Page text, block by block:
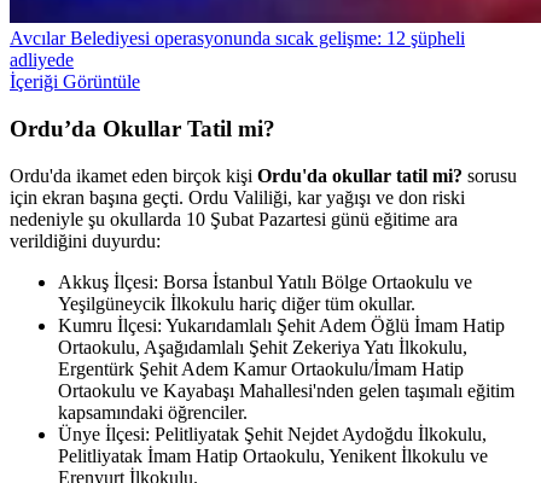
Avcılar Belediyesi operasyonunda sıcak gelişme: 12 şüpheli
adliyede
İçeriği Görüntüle
Ordu’da Okullar Tatil mi?
Ordu'da ikamet eden birçok kişi Ordu'da okullar tatil mi? sorusu
için ekran başına geçti. Ordu Valiliği, kar yağışı ve don riski
nedeniyle şu okullarda 10 Şubat Pazartesi günü eğitime ara
verildiğini duyurdu:
Akkuş İlçesi: Borsa İstanbul Yatılı Bölge Ortaokulu ve
Yeşilgüneycik İlkokulu hariç diğer tüm okullar.
Kumru İlçesi: Yukarıdamlalı Şehit Adem Öğlü İmam Hatip
Ortaokulu, Aşağıdamlalı Şehit Zekeriya Yatı İlkokulu,
Ergentürk Şehit Adem Kamur Ortaokulu/İmam Hatip
Ortaokulu ve Kayabaşı Mahallesi'nden gelen taşımalı eğitim
kapsamındaki öğrenciler.
Ünye İlçesi: Pelitliyatak Şehit Nejdet Aydoğdu İlkokulu,
Pelitliyatak İmam Hatip Ortaokulu, Yenikent İlkokulu ve
Erenyurt İlkokulu.